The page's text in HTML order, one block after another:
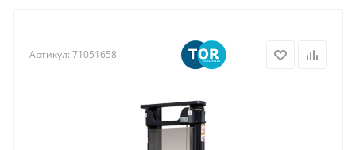
Артикул: 71051658